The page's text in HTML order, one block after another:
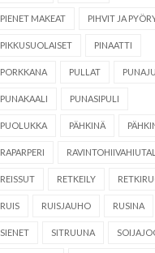
PIENET MAKEAT PIHVIT JA
PIKKUSUOLAISET PINAATTI
PORKKANA PULLAT
PUNAKAALI PUNASIPULI
PUOLUKKA PÄHKINÄ
RAPARPERI
REISSUT RETKEILY
RUIS RUISJAUHO RUSINA
SIENET SITRUUNA